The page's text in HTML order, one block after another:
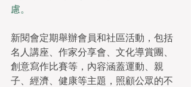
慮。
新閱會定期舉辦會員和社區活動，包括
名人講座、作家分享會、文化導賞團、
創意寫作比賽等，內容涵蓋運動、親
子、經濟、健康等主題，照顧公眾的不